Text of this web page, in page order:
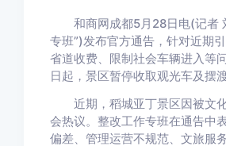
和商网成都5月28日电(记者
专班”)发布官方通告，针对近期
省道收费、限制社会车辆进入等
日起，景区暂停收取观光车及摆
近期，稻城亚丁景区因被文化
会热议。整改工作专班在通告中
偏差、管理运营不规范、文旅服